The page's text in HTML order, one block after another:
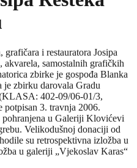
i restauratora Josipa
akvarela, samostalnih grafičkih
zbirke je gospođa Blanka
je zbirku darovala Gradu
402-09/06-01/3,
3. travnja 2006.
u Galeriji Klovićevi
Velikodušnoj donaciji od
su retrospektivna izložba u
u galeriji „Vjekoslav Karas“